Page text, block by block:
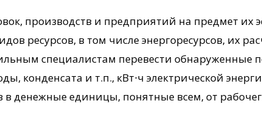
производств и предприятий на предмет их
ресурсов, в том числе энергоресурсов, их
специалистам перевести обнаруженные
конденсата и т.п., кВт⋅ч электрической
денежные единицы, понятные всем, от